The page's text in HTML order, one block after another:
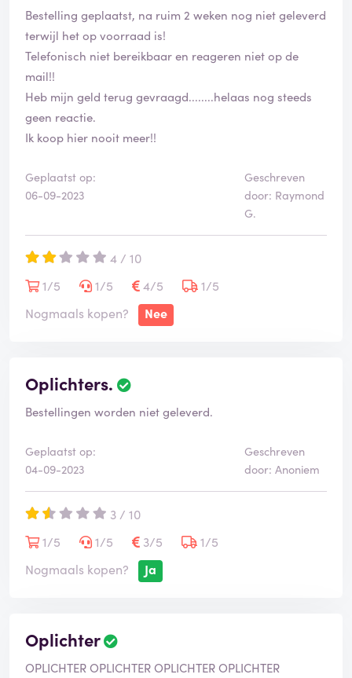
Bestelling geplaatst, na ruim 2 weken nog niet geleverd
terwijl het op voorraad is!
Telefonisch niet bereikbaar en reageren niet op de
mail!!
Heb mijn geld terug gevraagd........helaas nog steeds
geen reactie.
Ik koop hier nooit meer!!
Geplaatst op:
06-09-2023
Geschreven
door: Raymond
G.
4 / 10
1/5
1/5 4/5
1/5
Nogmaals kopen?
Nee
Oplichters.
Bestellingen worden niet geleverd.
Geplaatst op:
04-09-2023
Geschreven
door: Anoniem
3 / 10
1/5
1/5 3/5
1/5
Nogmaals kopen?
Ja
Oplichter
OPLICHTER OPLICHTER OPLICHTER OPLICHTER